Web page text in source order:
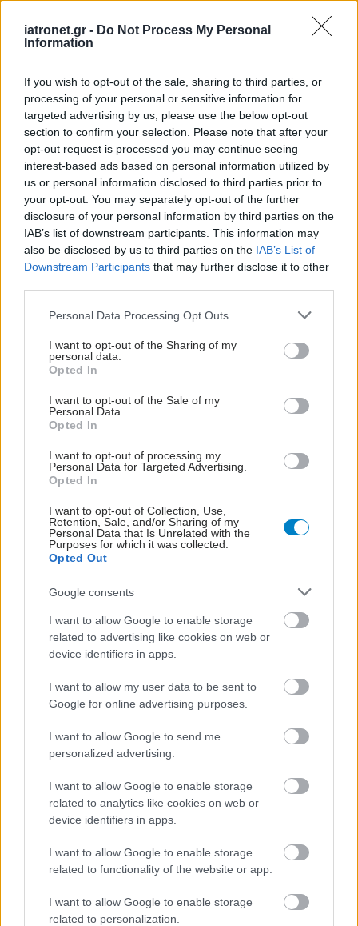
iatronet.gr - Do Not Process My Personal
Information
If you wish to opt-out of the sale, sharing to third parties, or
processing of your personal or sensitive information for
targeted advertising by us, please use the below opt-out
section to confirm your selection. Please note that after your
opt-out request is processed you may continue seeing
interest-based ads based on personal information utilized by
us or personal information disclosed to third parties prior to
your opt-out. You may separately opt-out of the further
disclosure of your personal information by third parties on the
IAB’s list of downstream participants. This information may
also be disclosed by us to third parties on the IAB’s List of
Downstream Participants that may further disclose it to other
Please note that this website/app uses one or more Google
not limited to your visit or usage behaviour. You may click to
grant or deny consent to Google and its third-party tags to
use your data for below specified purposes in below Google
consent section.
Personal Data Processing Opt Outs
I want to opt-out of the Sharing of my
personal data.
Opted In
I want to opt-out of the Sale of my
Personal Data.
Opted In
I want to opt-out of processing my
Personal Data for Targeted Advertising.
Opted In
I want to opt-out of Collection, Use,
Retention, Sale, and/or Sharing of my
Personal Data that Is Unrelated with the
Purposes for which it was collected.
Opted Out
Google consents
I want to allow Google to enable storage
related to advertising like cookies on web or
device identifiers in apps.
I want to allow my user data to be sent to
Google for online advertising purposes.
I want to allow Google to send me
personalized advertising.
I want to allow Google to enable storage
related to analytics like cookies on web or
device identifiers in apps.
I want to allow Google to enable storage
related to functionality of the website or app.
I want to allow Google to enable storage
related to personalization.